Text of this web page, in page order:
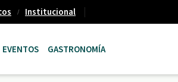
Institucional
EVENTOS GASTRONOMÍA